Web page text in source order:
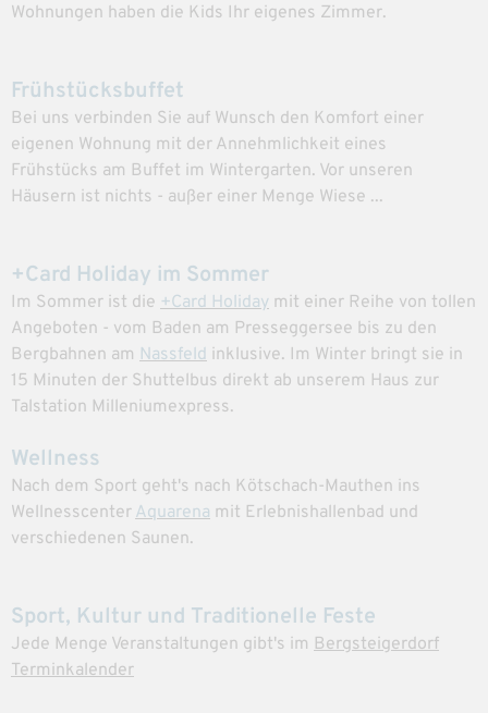
Wohnungen haben die Kids Ihr eigenes Zimmer.
Frühstücksbuffet
Bei uns verbinden Sie auf Wunsch den Komfort einer
eigenen Wohnung mit der Annehmlichkeit eines
Frühstücks am Buffet im Wintergarten. Vor unseren
Häusern ist nichts - außer einer Menge Wiese ...
+Card Holiday im Sommer
Im Sommer ist die +Card Holiday mit einer Reihe von tollen
Angeboten - vom Baden am Presseggersee bis zu den
Bergbahnen am Nassfeld inklusive. Im Winter bringt sie in
15 Minuten der Shuttelbus direkt ab unserem Haus zur
Talstation Milleniumexpress.
Wellness
Nach dem Sport geht's nach Kötschach-Mauthen ins
Wellnesscenter Aquarena mit Erlebnishallenbad und
verschiedenen Saunen.
Sport, Kultur und Traditionelle Feste
Jede Menge Veranstaltungen gibt's im Bergsteigerdorf
Terminkalender